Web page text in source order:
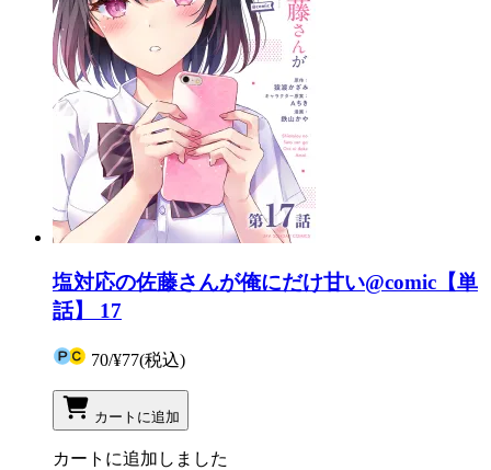
塩対応の佐藤さんが俺にだけ甘い@comic【単
話】 17
70/¥77(税込)
カートに追加
カートに追加しました